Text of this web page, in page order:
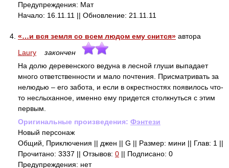
Предупреждения: Мат
Начало: 16.11.11 || Обновление: 21.11.11
4. «…и вся земля со всем людом ему снится» автора
Laury
закончен
На долю деревенского ведуна в лесной глуши выпадает
много ответственности и мало почтения. Присматривать за
нелюдью – его забота, и если в окрестностях появилось что-
то неслыханное, именно ему придется столкнуться с этим
первым.
Оригинальные произведения: Фэнтези
Новый персонаж
Общий, Приключения || джен || G || Размер: мини || Глав: 1 ||
Прочитано: 3337 || Отзывов: 0 || Подписано: 0
Предупреждения: нет